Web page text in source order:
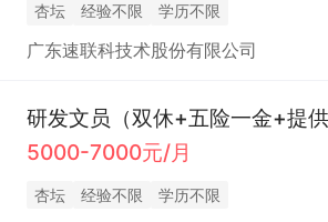
杏坛 经验不限 学历不限
广东速联科技术股份有限公司
5000-7000元/月
杏坛 经验不限 学历不限